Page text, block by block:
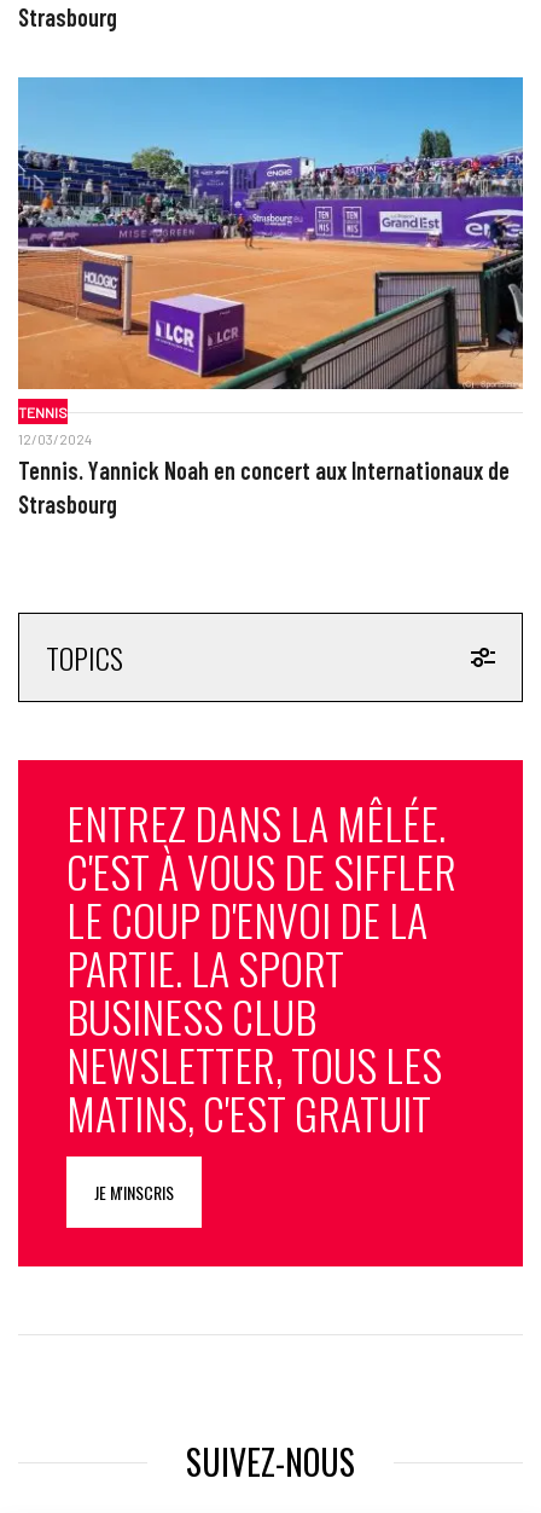
Strasbourg
TENNIS
12/03/2024
Tennis. Yannick Noah en concert aux Internationaux de
Strasbourg
TOPICS
ENTREZ DANS LA MÊLÉE.
C'EST À VOUS DE SIFFLER
LE COUP D'ENVOI DE LA
PARTIE. LA SPORT
BUSINESS CLUB
NEWSLETTER, TOUS LES
MATINS, C'EST GRATUIT
JE M'INSCRIS
SUIVEZ-NOUS